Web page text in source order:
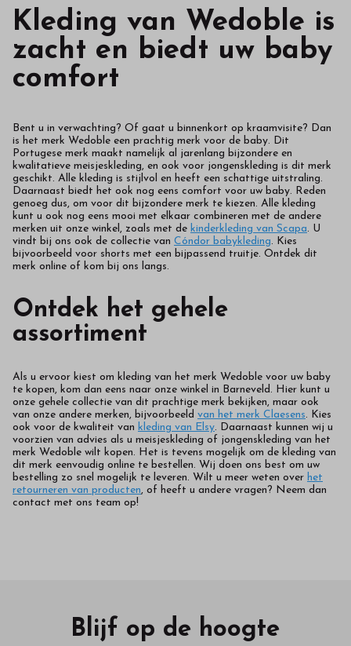
Kleding van Wedoble is
zacht en biedt uw baby
comfort
Bent u in verwachting? Of gaat u binnenkort op kraamvisite? Dan
is het merk Wedoble een prachtig merk voor de baby. Dit
Portugese merk maakt namelijk al jarenlang bijzondere en
kwalitatieve meisjeskleding, en ook voor jongenskleding is dit merk
geschikt. Alle kleding is stijlvol en heeft een schattige uitstraling.
Daarnaast biedt het ook nog eens comfort voor uw baby. Reden
genoeg dus, om voor dit bijzondere merk te kiezen. Alle kleding
kunt u ook nog eens mooi met elkaar combineren met de andere
merken uit onze winkel, zoals met de kinderkleding van Scapa. U
vindt bij ons ook de collectie van Cóndor babykleding. Kies
bijvoorbeeld voor shorts met een bijpassend truitje. Ontdek dit
merk online of kom bij ons langs.
Ontdek het gehele
assortiment
Als u ervoor kiest om kleding van het merk Wedoble voor uw baby
te kopen, kom dan eens naar onze winkel in Barneveld. Hier kunt u
onze gehele collectie van dit prachtige merk bekijken, maar ook
van onze andere merken, bijvoorbeeld van het merk Claesens. Kies
ook voor de kwaliteit van kleding van Elsy. Daarnaast kunnen wij u
voorzien van advies als u meisjeskleding of jongenskleding van het
merk Wedoble wilt kopen. Het is tevens mogelijk om de kleding van
dit merk eenvoudig online te bestellen. Wij doen ons best om uw
bestelling zo snel mogelijk te leveren. Wilt u meer weten over het
retourneren van producten, of heeft u andere vragen? Neem dan
contact met ons team op!
Blijf op de hoogte